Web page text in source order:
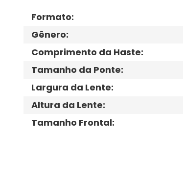
Formato:
Gênero:
Comprimento da Haste:
Tamanho da Ponte:
Largura da Lente:
Altura da Lente:
Tamanho Frontal: